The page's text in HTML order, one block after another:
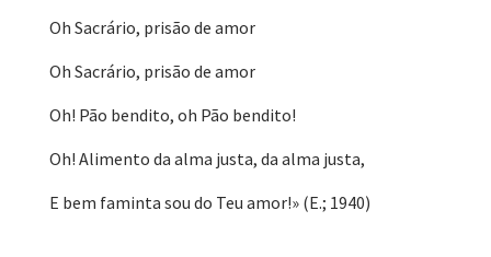
Oh Sacrário, prisão de amor
Oh Sacrário, prisão de amor
Oh! Pão bendito, oh Pão bendito!
Oh! Alimento da alma justa, da alma justa,
E bem faminta sou do Teu amor!» (E.; 1940)